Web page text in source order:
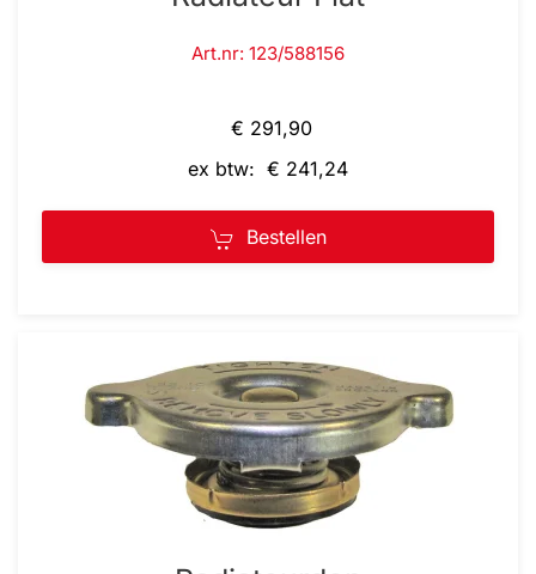
Art.nr: 123/588156
€ 291,90
ex btw: € 241,24
Bestellen